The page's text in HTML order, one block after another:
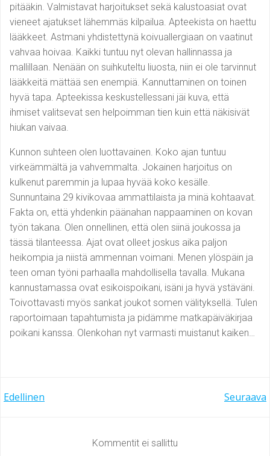
pitääkin. Valmistavat harjoitukset sekä kalustoasiat ovat
vieneet ajatukset lähemmäs kilpailua. Apteekista on haettu
lääkkeet. Astmani yhdistettynä koivuallergiaan on vaatinut
vahvaa hoivaa. Kaikki tuntuu nyt olevan hallinnassa ja
mallillaan. Nenään on suihkuteltu liuosta, niin ei ole tarvinnut
lääkkeitä mättää sen enempiä. Kannuttaminen on toinen
hyvä tapa. Apteekissa keskustellessani jäi kuva, että
ihmiset valitsevat sen helpoimman tien kuin että näkisivät
hiukan vaivaa.
Kunnon suhteen olen luottavainen. Koko ajan tuntuu
virkeämmältä ja vahvemmalta. Jokainen harjoitus on
kulkenut paremmin ja lupaa hyvää koko kesälle.
Sunnuntaina 29 kivikovaa ammattilaista ja minä kohtaavat.
Fakta on, että yhdenkin päänahan nappaaminen on kovan
työn takana. Olen onnellinen, että olen siinä joukossa ja
tässä tilanteessa. Ajat ovat olleet joskus aika paljon
heikompia ja niistä ammennan voimani. Menen ylöspäin ja
teen oman työni parhaalla mahdollisella tavalla. Mukana
kannustamassa ovat esikoispoikani, isäni ja hyvä ystäväni.
Toivottavasti myös sankat joukot somen välityksellä. Tulen
raportoimaan tapahtumista ja pidämme matkapäiväkirjaa
poikani kanssa. Olenkohan nyt varmasti muistanut kaiken…
Artikkelien
Edellinen
Artikkelien
selaus
Seuraava
Kommentit ei sallittu